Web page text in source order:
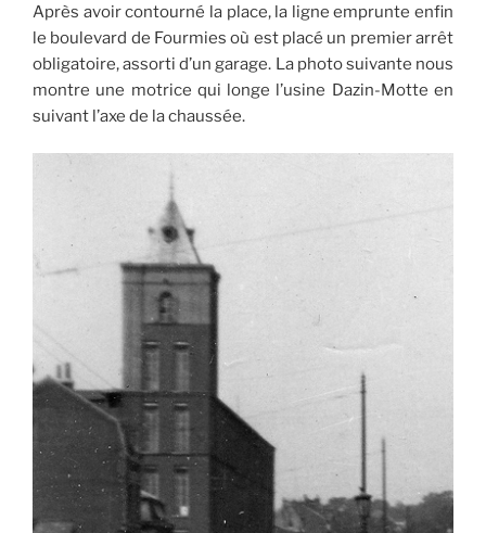
Après avoir contourné la place, la ligne emprunte enfin
le boulevard de Fourmies où est placé un premier arrêt
obligatoire, assorti d’un garage. La photo suivante nous
montre une motrice qui longe l’usine Dazin-Motte en
suivant l’axe de la chaussée.